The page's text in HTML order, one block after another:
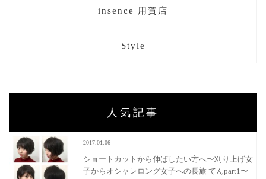
insence 用賀店
Style
人気記事
2017.01.06
ショートカットから伸ばしたい方へ〜刈り上げ女
子からオシャレロング女子への長旅 てんpart1〜